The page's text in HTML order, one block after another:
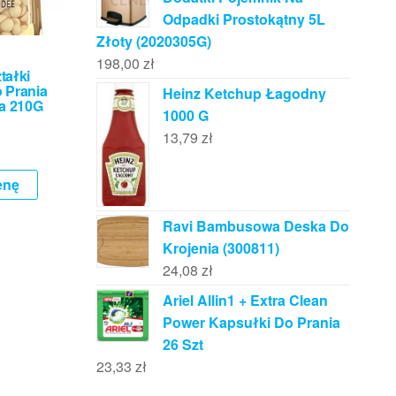
Prania
210G
Odpadki Prostokątny 5L
Złoty (2020305G)
198,00 zł
Heinz Ketchup Łagodny
1000 G
13,79 zł
Ravi Bambusowa Deska Do
Krojenia (300811)
24,08 zł
Ariel Allin1 + Extra Clean
Power Kapsułki Do Prania
26 Szt
23,33 zł